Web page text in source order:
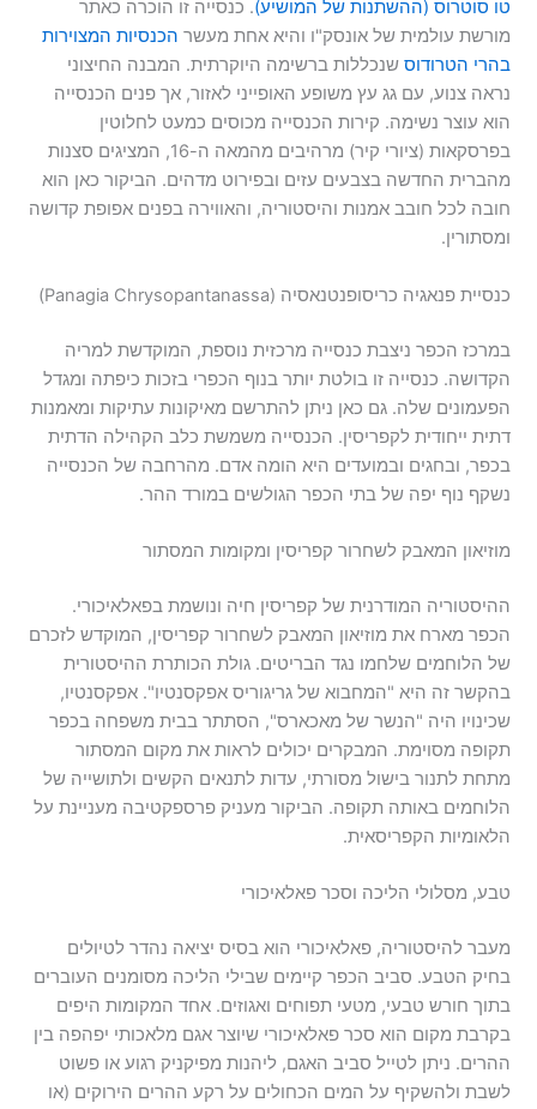
טו סוטרוס (ההשתנות של המושיע). כנסייה זו הוכרה כאתר
מורשת עולמית של אונסק"ו והיא אחת מעשר הכנסיות המצוירות
בהרי הטרודוס שנכללות ברשימה היוקרתית. המבנה החיצוני
נראה צנוע, עם גג עץ משופע האופייני לאזור, אך פנים הכנסייה
הוא עוצר נשימה. קירות הכנסייה מכוסים כמעט לחלוטין
בפרסקאות (ציורי קיר) מרהיבים מהמאה ה-16, המציגים סצנות
מהברית החדשה בצבעים עזים ובפירוט מדהים. הביקור כאן הוא
חובה לכל חובב אמנות והיסטוריה, והאווירה בפנים אפופת קדושה
ומסתורין.
כנסיית פנאגיה כריסופנטנאסיה (Panagia Chrysopantanassa)
במרכז הכפר ניצבת כנסייה מרכזית נוספת, המוקדשת למריה
הקדושה. כנסייה זו בולטת יותר בנוף הכפרי בזכות כיפתה ומגדל
הפעמונים שלה. גם כאן ניתן להתרשם מאיקונות עתיקות ומאמנות
דתית ייחודית לקפריסין. הכנסייה משמשת כלב הקהילה הדתית
בכפר, ובחגים ובמועדים היא הומה אדם. מהרחבה של הכנסייה
נשקף נוף יפה של בתי הכפר הגולשים במורד ההר.
מוזיאון המאבק לשחרור קפריסין ומקומות המסתור
ההיסטוריה המודרנית של קפריסין חיה ונושמת בפאלאיכורי.
הכפר מארח את מוזיאון המאבק לשחרור קפריסין, המוקדש לזכרם
של הלוחמים שלחמו נגד הבריטים. גולת הכותרת ההיסטורית
בהקשר זה היא "המחבוא של גריגוריס אפקסנטיו". אפקסנטיו,
שכינויו היה "הנשר של מאכארס", הסתתר בבית משפחה בכפר
תקופה מסוימת. המבקרים יכולים לראות את מקום המסתור
מתחת לתנור בישול מסורתי, עדות לתנאים הקשים ולתושייה של
הלוחמים באותה תקופה. הביקור מעניק פרספקטיבה מעניינת על
הלאומיות הקפריסאית.
טבע, מסלולי הליכה וסכר פאלאיכורי
מעבר להיסטוריה, פאלאיכורי הוא בסיס יציאה נהדר לטיולים
בחיק הטבע. סביב הכפר קיימים שבילי הליכה מסומנים העוברים
בתוך חורש טבעי, מטעי תפוחים ואגוזים. אחד המקומות היפים
בקרבת מקום הוא סכר פאלאיכורי שיוצר אגם מלאכותי יפהפה בין
ההרים. ניתן לטייל סביב האגם, ליהנות מפיקניק רגוע או פשוט
לשבת ולהשקיף על המים הכחולים על רקע ההרים הירוקים (או